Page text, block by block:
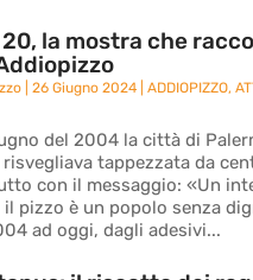
20, la mostra che
|26 Giugno 2024 |ADDIOPIZZO,
del 2004 la città di
tappezzata da
con il messaggio: «Un
il pizzo è un popolo senza
ad oggi, dagli adesivi...